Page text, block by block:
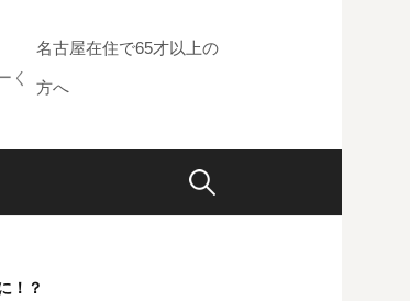
く
名古屋在住で65才以上の
方へ
検
！？